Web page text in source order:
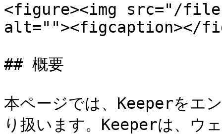
<figure><img src="/
alt=""><figcaption></
## 概要
本ページでは、Keeperをエ
り扱います。Keeperは、ウ